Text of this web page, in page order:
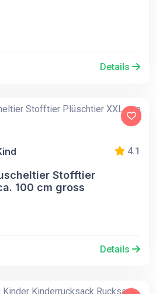
Details
4.1
Stofftier
100 cm gross
Details